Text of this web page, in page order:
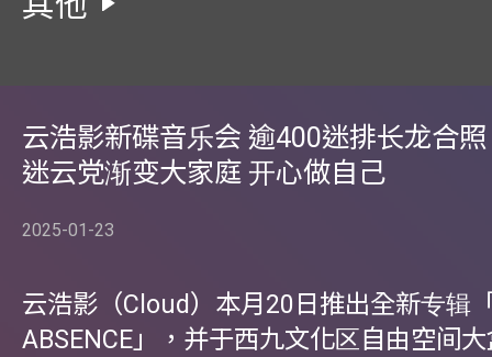
云浩影新碟音乐会 逾400迷排长龙合
迷云党渐变大家庭 开心做自己
2025-01-23
云浩影（Cloud）本月20日推出全新专辑
ABSENCE」，并于西九文化区自由空间